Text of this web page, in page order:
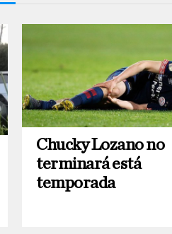
Chucky Lozano no
terminará está
temporada